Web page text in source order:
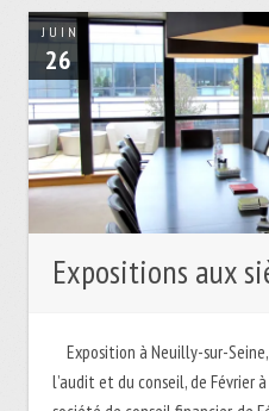
JUIN
26
Expositions aux
Exposition à Neuilly-sur-
l’audit et du conseil, de Février